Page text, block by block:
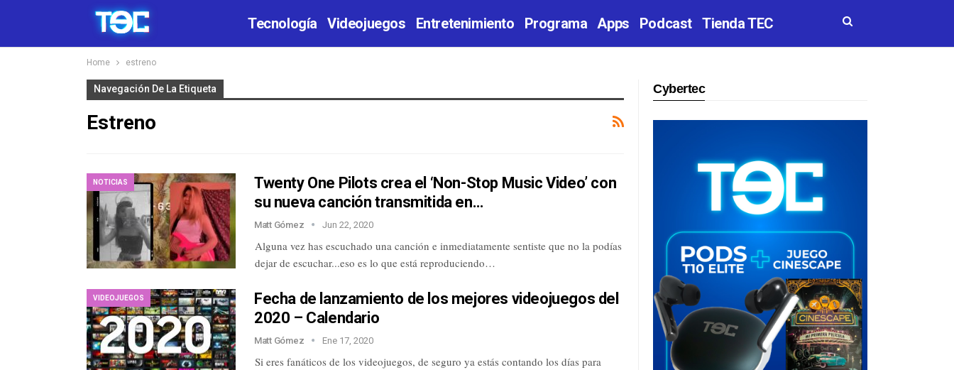
Tecnología Videojuegos Entretenimiento Programa Apps Podcast Tienda TEC
Home estreno
Navegación De La Etiqueta
Estreno
NOTICIAS
Twenty One Pilots crea el ‘Non-Stop Music Video’ con
su nueva canción transmitida en…
Matt Gómez Jun 22, 2020
Alguna vez has escuchado una canción e inmediatamente sentiste que no la podías
dejar de escuchar...eso es lo que está reproduciendo…
VIDEOJUEGOS
Fecha de lanzamiento de los mejores videojuegos del
2020 – Calendario
Matt Gómez Ene 17, 2020
Si eres fanáticos de los videojuegos, de seguro ya estás contando los días para
Cybertec